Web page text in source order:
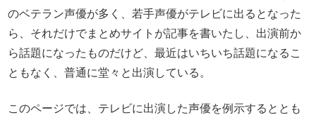
のベテラン声優が多く、若手声優がテレビに出るとなった
ら、それだけでまとめサイトが記事を書いたし、出演前か
ら話題になったものだけど、最近はいちいち話題になるこ
ともなく、普通に堂々と出演している。
このページでは、テレビに出演した声優を例示するととも